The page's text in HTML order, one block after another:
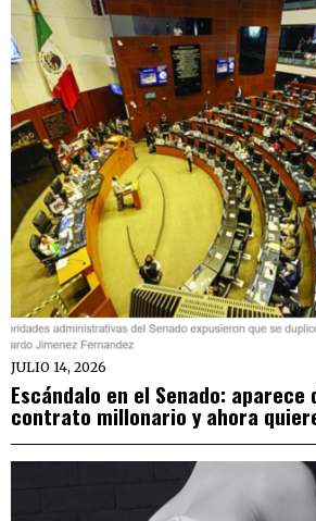
JULIO 14, 2026
Escándalo en el Senado: aparece
contrato millonario y ahora